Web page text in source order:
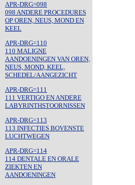
APR-DRG=098
098 ANDERE PROCEDURES
OP OREN, NEUS, MOND EN
KEEL
APR-DRG=110
110 MALIGNE
AANDOENINGEN VAN OREN,
NEUS, MOND, KEEL,
SCHEDEL/AANGEZICHT
APR-DRG=111
111 VERTIGO EN ANDERE
LABYRINTHSTOORNISSEN
APR-DRG=113
113 INFECTIES BOVENSTE
LUCHTWEGEN
APR-DRG=114
114 DENTALE EN ORALE
ZIEKTEN EN
AANDOENINGEN